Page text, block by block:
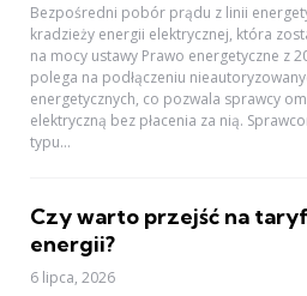
Bezpośredni pobór prądu z linii
kradzieży energii elektrycznej, która
na mocy ustawy Prawo energetyczne z
polega na podłączeniu
energetycznych, co pozwala sprawcy
elektryczną bez płacenia za nią.
typu...
Czy warto przejść na
energii?
6 lipca, 2026